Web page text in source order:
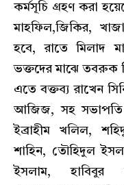
কর্মসূচি গ্রহণ করা
মাহফিল,জিকির,
হবে, রাতে মিলাদ
ভক্তদের মাঝে তবরুক
এতে বক্তব্য রাখেন
আজিজ, সহ সভাপতি
ইব্রাহীম খলিল,
শাহিন, তৌহিদুল
ইসলাম, হাবিবুর